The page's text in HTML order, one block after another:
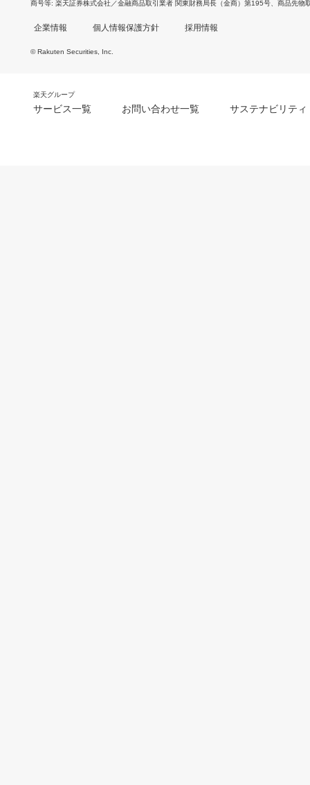
商号等 楽天証券株式会社／金融商品取引業者 関東財務局長（金商）第195号、商品先物
企業情報 個人情報保護方針 採用情報
© Rakuten Securities, Inc.
楽天グループ
サービス一覧 お問い合わせ一覧 サステナビリティ